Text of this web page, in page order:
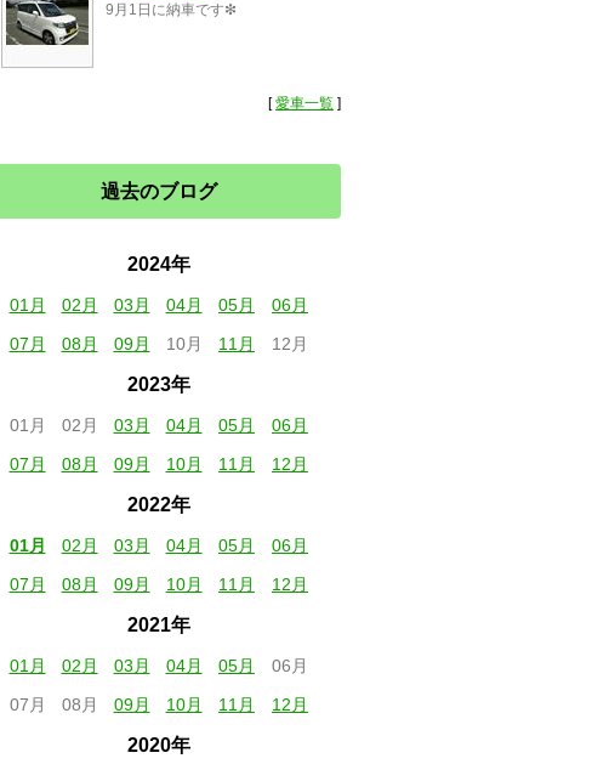
9月1日に納車です❇
[愛車一覧 ]
過去のブログ
2024年
01月 02月 03月 04月 05月
06月
07月
08月 09月 10月 11月 12月
2023年
01月 02月 03月 04月 05月
06月
07月
08月 09月 10月 11月 12月
2022年
01月 02月 03月 04月 05月
06月
07月
08月 09月 10月 11月 12月
2021年
01月 02月 03月 04月 05月
06月
07月
08月 09月 10月 11月 12月
2020年